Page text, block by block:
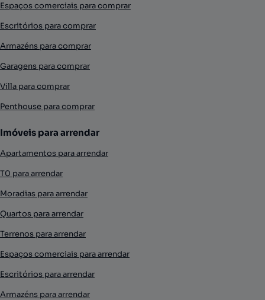
Espaços comerciais para comprar
Escritórios para comprar
Armazéns para comprar
Garagens para comprar
Villa para comprar
Penthouse para comprar
Imóveis para arrendar
Apartamentos para arrendar
T0 para arrendar
Moradias para arrendar
Quartos para arrendar
Terrenos para arrendar
Espaços comerciais para arrendar
Escritórios para arrendar
Armazéns para arrendar